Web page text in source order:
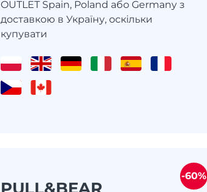
OUTLET Spain, Poland або Germany з
доставкою в Україну, оскільки
купувати
-60%